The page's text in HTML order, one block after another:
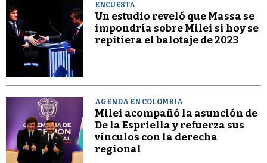
ENCUESTA
Un estudio reveló que Massa se
impondría sobre Milei si hoy se
repitiera el balotaje de 2023
AGENDA EN COLOMBIA
Milei acompañó la asunción de
De la Espriella y refuerza sus
vínculos con la derecha
regional